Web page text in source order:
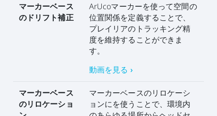
マーカーベース
のドリフト補正
ArUcoマーカーを使って空間の
位置関係を定義することで、
プレイリアのトラッキング精
度を維持することができま
す。
動画を見る ›
マーカーベース
のリロケーショ
マーカーベースのリロケーシ
ョンにを使うことで、環境内